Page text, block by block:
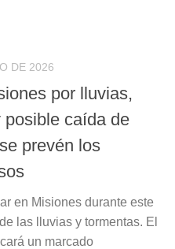
DE 2026
por lluvias,
caída de
prevén los
en Misiones durante este
las lluvias y tormentas. El
un marcado